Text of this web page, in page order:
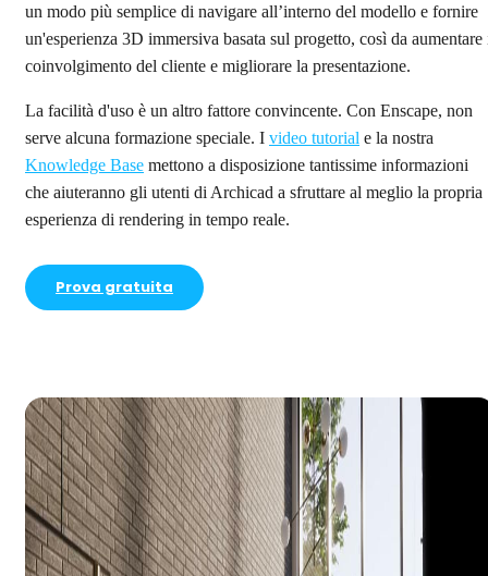
un modo più semplice di navigare all’interno del modello e fornire
un'esperienza 3D immersiva basata sul progetto, così da aumentare
coinvolgimento del cliente e migliorare la presentazione.
La facilità d'uso è un altro fattore convincente. Con Enscape, non
serve alcuna formazione speciale. I video tutorial e la nostra
Knowledge Base mettono a disposizione tantissime informazioni
che aiuteranno gli utenti di Archicad a sfruttare al meglio la propria
esperienza di rendering in tempo reale.
Prova gratuita